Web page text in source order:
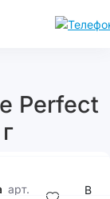
Perfect
арт.
В